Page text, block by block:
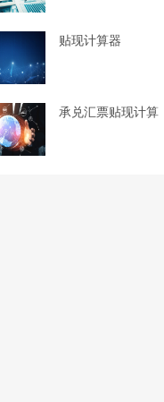
贴现计算器
承兑汇票贴现计算